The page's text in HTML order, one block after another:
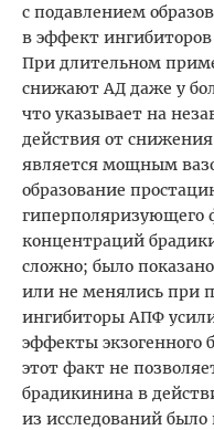
с подавлением
в эффект
При длительном
снижают АД даже у
что указывает на
действия от
является мощным
образование
гиперполяризующего
концентраций
сложно; было
или не менялись при
ингибиторы АПФ
эффекты экзогенного
этот факт не
брадикинина в
из исследований